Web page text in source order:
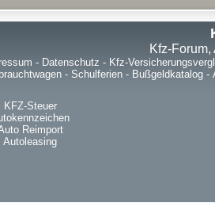
Kfz-
- Datenschutz - Kfz-
- Schulferien - Bußgeldkatalog -
KFZ-Steuer
Reimport
Autoleasing